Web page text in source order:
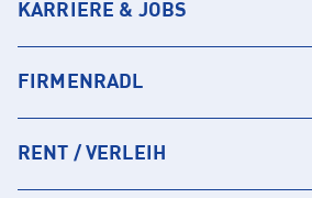
KARRIERE & JOBS
FIRMENRADL
RENT / VERLEIH